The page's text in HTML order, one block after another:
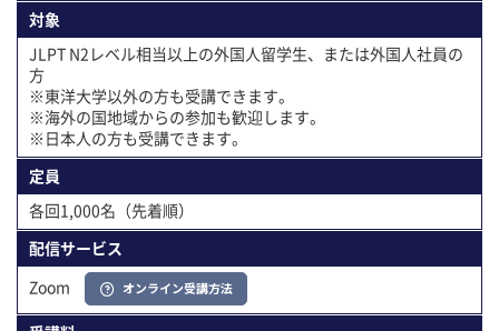
対象
JLPT N2レベル相当以上の外国人留学生、または外国人社員の
方
※東洋大学以外の方も受講できます。
※海外の国地域からの参加も歓迎します。
※日本人の方も受講できます。
定員
各回1,000名（先着順）
配信サービス
Zoom
オンライン受講方法